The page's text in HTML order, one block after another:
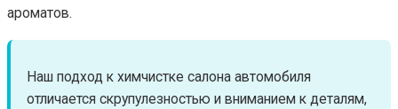
ароматов.
Наш подход к химчистке салона автомобиля
отличается скрупулезностью и вниманием к деталям,